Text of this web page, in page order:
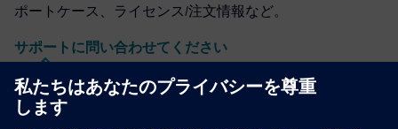
ポートケース、ライセンス/注文情報など。
サポートに問い合わせてください
キャリバーICの設計と製造